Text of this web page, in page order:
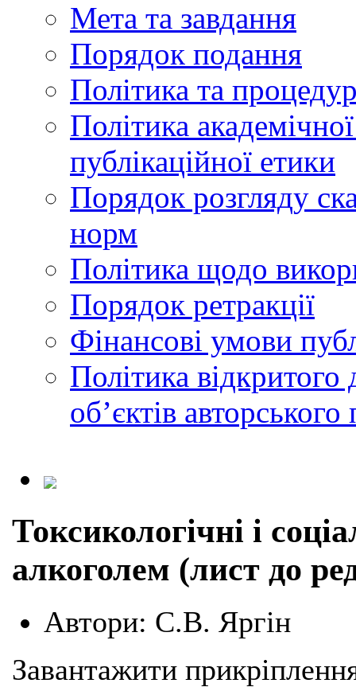
Мета та завдання
Порядок подання
Політика та
Політика
публікаційної етики
Порядок розгляду
норм
Політика щодо
Порядок ретракції
Фінансові умови
Політика
обʼєктів авторського
Токсикологічні і
алкоголем (лист до
Автори: С.В. Яргін
Завантажити